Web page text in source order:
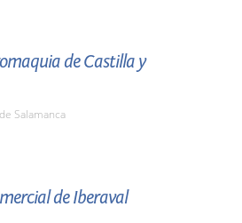
de Castilla y
Salamanca
de Iberaval